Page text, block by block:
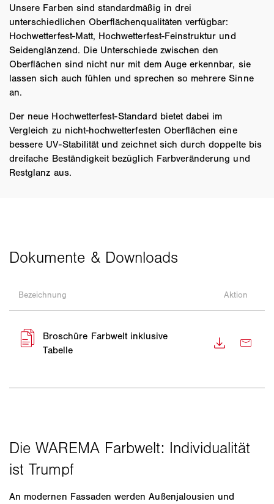
Unsere Farben sind standardmäßig in drei
unterschiedlichen Oberflächenqualitäten verfügbar:
Hochwetterfest-Matt, Hochwetterfest-Feinstruktur und
Seidenglänzend. Die Unterschiede zwischen den
Oberflächen sind nicht nur mit dem Auge erkennbar, sie
lassen sich auch fühlen und sprechen so mehrere Sinne
an.
Der neue Hochwetterfest-Standard bietet dabei im
Vergleich zu nicht-hochwetterfesten Oberflächen eine
bessere UV-Stabilität und zeichnet sich durch doppelte bis
dreifache Beständigkeit bezüglich Farbveränderung und
Restglanz aus.
An modernen Fassaden werden Außenjalousien und